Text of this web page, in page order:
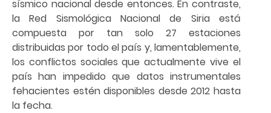
sísmico nacional desde entonces. En contraste,
la Red Sismológica Nacional de Siria está
compuesta por tan solo 27 estaciones
distribuidas por todo el país y, lamentablemente,
los conflictos sociales que actualmente vive el
país han impedido que datos instrumentales
fehacientes estén disponibles desde 2012 hasta
la fecha.